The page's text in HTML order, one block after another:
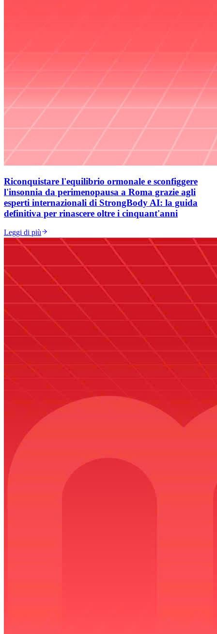
Riconquistare l'equilibrio ormonale e sconfiggere
l'insonnia da perimenopausa a Roma grazie agli
esperti internazionali di StrongBody AI: la guida
definitiva per rinascere oltre i cinquant'anni
Leggi di più